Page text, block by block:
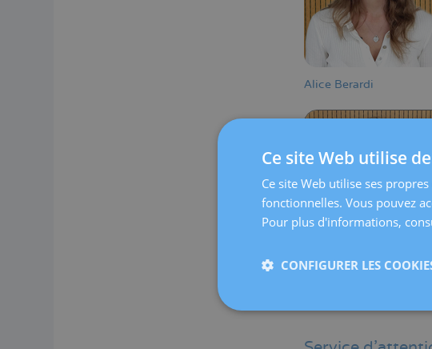
Alice Berardi
Ce site Web utilise
Ce site Web utilise ses
fonctionnelles. Vous pouvez
Pour plus d'informations,
CONFIGURER LES